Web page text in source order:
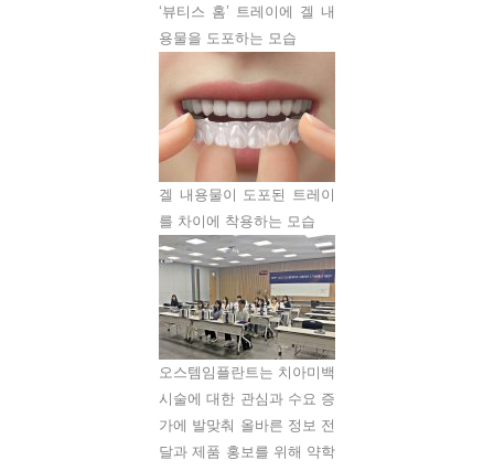
‘뷰티스 홈’ 트레이에 겔 내
용물을 도포하는 모습
겔 내용물이 도포된 트레이
를 차이에 착용하는 모습
오스템임플란트는 치아미백
시술에 대한 관심과 수요 증
가에 발맞춰 올바른 정보 전
달과 제품 홍보를 위해 약학